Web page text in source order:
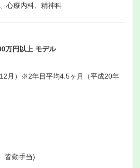
心療内科、精神科
万円以上 モデル
月）※2年目平均4.5ヶ月（平成20年
皆勤手当)